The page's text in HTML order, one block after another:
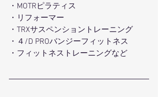
・MOTRピラティス
・リフォーマー
・TRXサスペンショントレーニング
・４/D PROバンジーフィットネス
・フィットネストレーニングなど